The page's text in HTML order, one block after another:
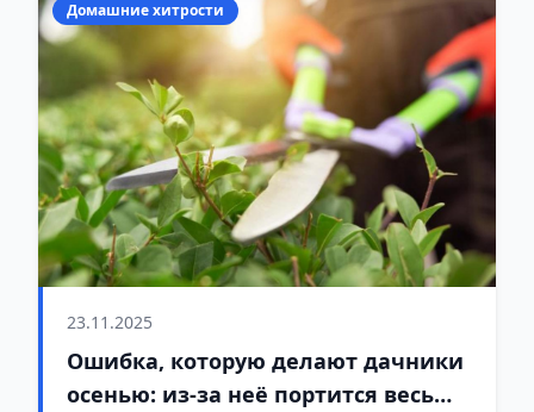
Домашние хитрости
23.11.2025
Ошибка, которую делают дачники
осенью: из-за неё портится весь